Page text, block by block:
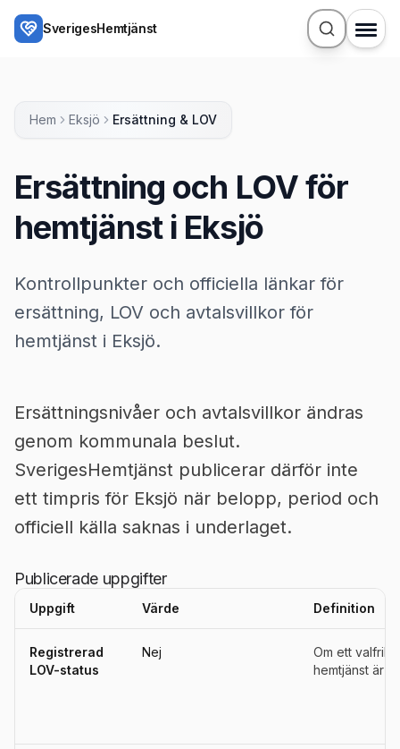
Hoppa till huvudinnehåll
SverigesHemtjänst
Hem Eksjö Ersättning & LOV
Ersättning och LOV för
hemtjänst i Eksjö
Kontrollpunkter och officiella länkar för
ersättning, LOV och avtalsvillkor för
hemtjänst i Eksjö.
Ersättningsnivåer och avtalsvillkor ändras
genom kommunala beslut.
SverigesHemtjänst publicerar därför inte
ett timpris för Eksjö när belopp, period och
officiell källa saknas i underlaget.
Publicerade uppgifter
Uppgift Värde Definition
Registrerad
LOV-status
Nej
Om ett
hemtjänst är